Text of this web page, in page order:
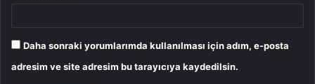
Daha sonraki yorumlarımda kullanılması için adım, e-posta
adresim ve site adresim bu tarayıcıya kaydedilsin.